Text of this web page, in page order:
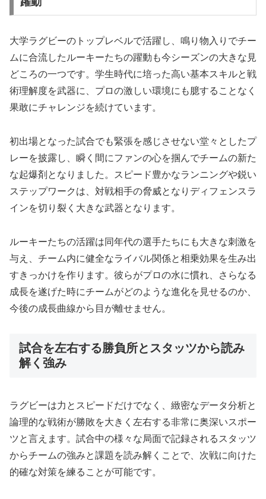
大学ラグビーのトップレベルで活躍し、鳴り物入りでチー
ムに合流したルーキーたちの躍動も今シーズンの大きな見
どころの一つです。学生時代に培った高い基本スキルと戦
術理解度を武器に、プロの激しい環境にも臆することなく
果敢にチャレンジを続けています。
初出場となった試合でも緊張を感じさせない堂々としたプ
レーを披露し、瞬く間にファンの心を掴んでチームの新た
な起爆剤となりました。スピード豊かなランニングや鋭い
ステップワークは、対戦相手の脅威となりディフェンスラ
インを切り裂く大きな武器となります。
ルーキーたちの活躍は同年代の選手たちにも大きな刺激を
与え、チーム内に健全なライバル関係と相乗効果を生み出
すきっかけを作ります。彼らがプロの水に慣れ、さらなる
成長を遂げた時にチームがどのような進化を見せるのか、
今後の成長曲線から目が離せません。
試合を左右する勝負所とスタッツから読み
解く強み
ラグビーは力とスピードだけでなく、緻密なデータ分析と
論理的な戦術が勝敗を大きく左右する非常に奥深いスポー
ツと言えます。試合中の様々な局面で記録されるスタッツ
からチームの強みと課題を読み解くことで、次戦に向けた
的確な対策を練ることが可能です。